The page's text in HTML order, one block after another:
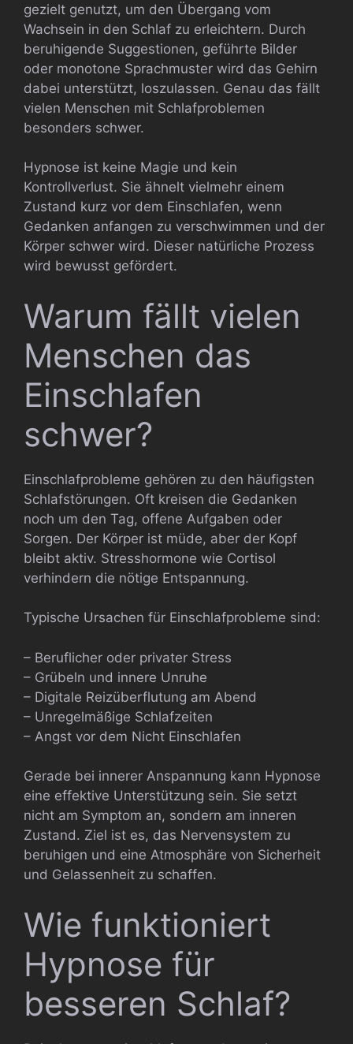
gezielt genutzt, um den Übergang vom
Wachsein in den Schlaf zu erleichtern. Durch
beruhigende Suggestionen, geführte Bilder
oder monotone Sprachmuster wird das Gehirn
dabei unterstützt, loszulassen. Genau das fällt
vielen Menschen mit Schlafproblemen
besonders schwer.
Hypnose ist keine Magie und kein
Kontrollverlust. Sie ähnelt vielmehr einem
Zustand kurz vor dem Einschlafen, wenn
Gedanken anfangen zu verschwimmen und der
Körper schwer wird. Dieser natürliche Prozess
wird bewusst gefördert.
Warum fällt vielen
Menschen das
Einschlafen
schwer?
Einschlafprobleme gehören zu den häufigsten
Schlafstörungen. Oft kreisen die Gedanken
noch um den Tag, offene Aufgaben oder
Sorgen. Der Körper ist müde, aber der Kopf
bleibt aktiv. Stresshormone wie Cortisol
verhindern die nötige Entspannung.
Typische Ursachen für Einschlafprobleme sind:
– Beruflicher oder privater Stress
– Grübeln und innere Unruhe
– Digitale Reizüberflutung am Abend
– Unregelmäßige Schlafzeiten
– Angst vor dem Nicht Einschlafen
Gerade bei innerer Anspannung kann Hypnose
eine effektive Unterstützung sein. Sie setzt
nicht am Symptom an, sondern am inneren
Zustand. Ziel ist es, das Nervensystem zu
beruhigen und eine Atmosphäre von Sicherheit
und Gelassenheit zu schaffen.
Wie funktioniert
Hypnose für
besseren Schlaf?